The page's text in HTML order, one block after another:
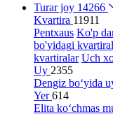
Turar joy 14266
Kvartira 11911
Pentxaus Ko'p
bo'yidagi
kvartiralar Uch
Uy 2355
Dengiz bo‘yida
Yer614
Elita ko‘chmas